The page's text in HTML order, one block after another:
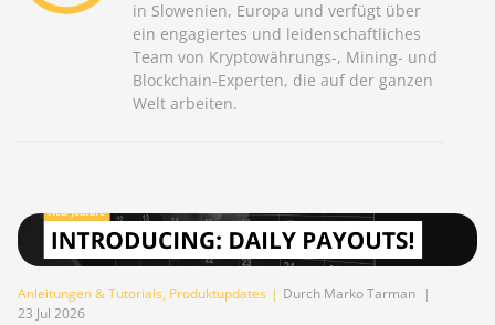
in Slowenien, Europa und verfügt über
ein engagiertes und leidenschaftliches
Team von Kryptowährungs-, Mining- und
Blockchain-Experten, die auf der ganzen
Welt arbeiten.
Anleitungen & Tutorials, Produktupdates | Durch Marko Tarman |
23 Jul 2026